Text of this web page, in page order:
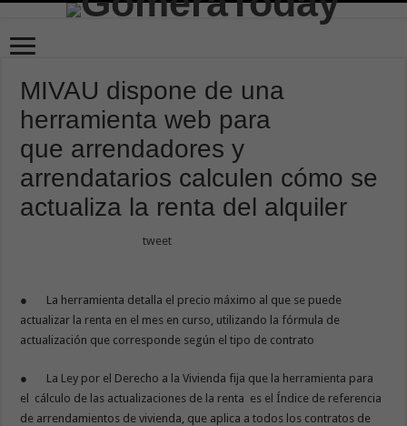
MIVAU dispone de una
herramienta web para
que arrendadores y
arrendatarios calculen cómo se
actualiza la renta del alquiler
tweet
● La herramienta detalla el precio máximo al que se puede
actualizar la renta en el mes en curso, utilizando la fórmula de
actualización que corresponde según el tipo de contrato
● La Ley por el Derecho a la Vivienda fija que la herramienta para
el cálculo de las actualizaciones de la renta es el Índice de referencia
de arrendamientos de vivienda, que aplica a todos los contratos de